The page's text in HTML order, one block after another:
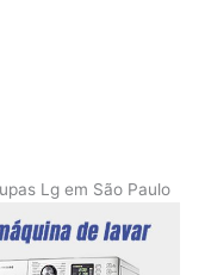
Lg em São Paulo